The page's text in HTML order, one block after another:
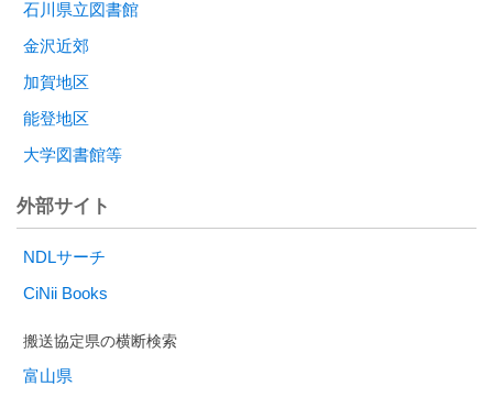
石川県立図書館
金沢近郊
加賀地区
能登地区
大学図書館等
外部サイト
NDLサーチ
CiNii Books
富山県